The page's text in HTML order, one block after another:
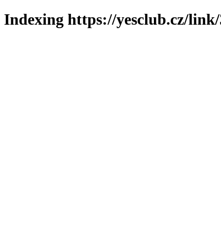
Indexing https://yesclub.cz/link/